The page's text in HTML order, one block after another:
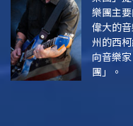
樂團主
偉大的
州的西
向音樂
團」。